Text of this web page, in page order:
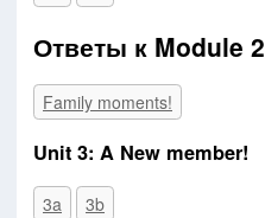
Ответы к Module 2
Family moments!
Unit 3: A New member!
3a 3b